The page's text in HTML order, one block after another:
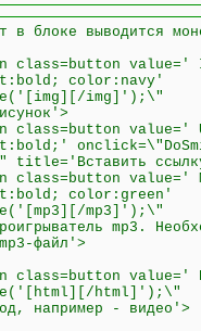
выводится
class=button value='
color:navy'
img]');\"
class=button value='
class=button value='
color:green'
mp3]');\"
mp3.
файл'>
class=button value='
html]');\"
например - видео'>